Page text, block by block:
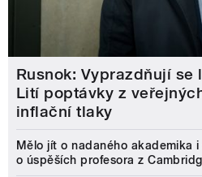
Rusnok: Vyprazdňují
Lití poptávky z
inflační tlaky
Mělo jít o nadaného akademika
o úspěších profesora z